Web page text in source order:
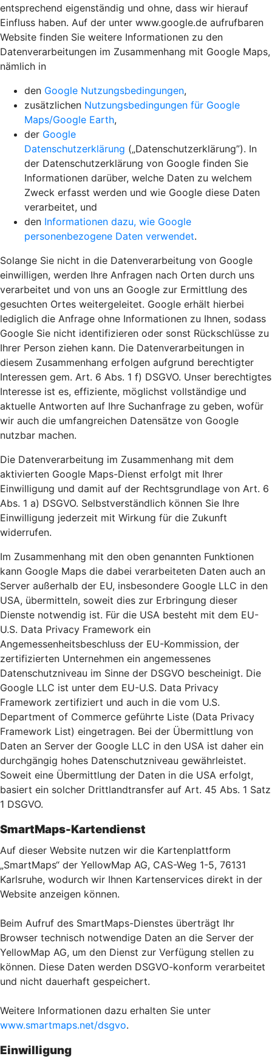
entsprechend eigenständig und ohne, dass wir hierauf
Einfluss haben. Auf der unter www.google.de aufrufbaren
Website finden Sie weitere Informationen zu den
Datenverarbeitungen im Zusammenhang mit Google Maps,
nämlich in
den Google Nutzungsbedingungen,
zusätzlichen Nutzungsbedingungen für Google
Maps/Google Earth,
der Google
Datenschutzerklärung („Datenschutzerklärung”). In
der Datenschutzerklärung von Google finden Sie
Informationen darüber, welche Daten zu welchem
Zweck erfasst werden und wie Google diese Daten
verarbeitet, und
den Informationen dazu, wie Google
personenbezogene Daten verwendet.
Solange Sie nicht in die Datenverarbeitung von Google
einwilligen, werden Ihre Anfragen nach Orten durch uns
verarbeitet und von uns an Google zur Ermittlung des
gesuchten Ortes weitergeleitet. Google erhält hierbei
lediglich die Anfrage ohne Informationen zu Ihnen, sodass
Google Sie nicht identifizieren oder sonst Rückschlüsse zu
Ihrer Person ziehen kann. Die Datenverarbeitungen in
diesem Zusammenhang erfolgen aufgrund berechtigter
Interessen gem. Art. 6 Abs. 1 f) DSGVO. Unser berechtigtes
Interesse ist es, effiziente, möglichst vollständige und
aktuelle Antworten auf Ihre Suchanfrage zu geben, wofür
wir auch die umfangreichen Datensätze von Google
nutzbar machen.
Die Datenverarbeitung im Zusammenhang mit dem
aktivierten Google Maps-Dienst erfolgt mit Ihrer
Einwilligung und damit auf der Rechtsgrundlage von Art. 6
Abs. 1 a) DSGVO. Selbstverständlich können Sie Ihre
Einwilligung jederzeit mit Wirkung für die Zukunft
widerrufen.
Im Zusammenhang mit den oben genannten Funktionen
kann Google Maps die dabei verarbeiteten Daten auch an
Server außerhalb der EU, insbesondere Google LLC in den
USA, übermitteln, soweit dies zur Erbringung dieser
Dienste notwendig ist. Für die USA besteht mit dem EU-
U.S. Data Privacy Framework ein
Angemessenheitsbeschluss der EU-Kommission, der
zertifizierten Unternehmen ein angemessenes
Datenschutzniveau im Sinne der DSGVO bescheinigt. Die
Google LLC ist unter dem EU-U.S. Data Privacy
Framework zertifiziert und auch in die vom U.S.
Department of Commerce geführte Liste (Data Privacy
Framework List) eingetragen. Bei der Übermittlung von
Daten an Server der Google LLC in den USA ist daher ein
durchgängig hohes Datenschutzniveau gewährleistet.
Soweit eine Übermittlung der Daten in die USA erfolgt,
basiert ein solcher Drittlandtransfer auf Art. 45 Abs. 1 Satz
1 DSGVO.
SmartMaps-Kartendienst
Auf dieser Website nutzen wir die Kartenplattform
„SmartMaps“ der YellowMap AG, CAS-Weg 1-5, 76131
Karlsruhe, wodurch wir Ihnen Kartenservices direkt in der
Website anzeigen können.
Beim Aufruf des SmartMaps-Dienstes überträgt Ihr
Browser technisch notwendige Daten an die Server der
YellowMap AG, um den Dienst zur Verfügung stellen zu
können. Diese Daten werden DSGVO-konform verarbeitet
und nicht dauerhaft gespeichert.
Weitere Informationen dazu erhalten Sie unter
www.smartmaps.net/dsgvo.
Einwilligung